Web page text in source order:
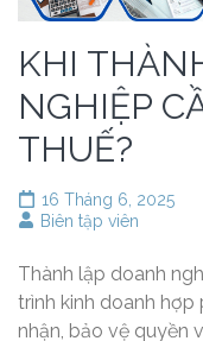
KHI
NGHIỆP
THUẾ?
16 Tháng 6, 2025
Biên tập viên
Thành lập doanh
trình kinh doanh
nhận, bảo vệ quyền